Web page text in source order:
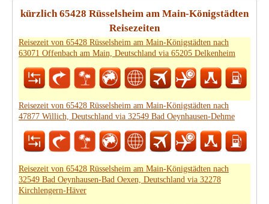
kürzlich 65428 Rüsselsheim am Main-Königstädten
Reisezeiten
Reisezeit von 65428 Rüsselsheim am Main-Königstädten nach
63071 Offenbach am Main, Deutschland via 65205 Delkenheim
Reisezeit von 65428 Rüsselsheim am Main-Königstädten nach
47877 Willich, Deutschland via 32549 Bad Oeynhausen-Dehme
Reisezeit von 65428 Rüsselsheim am Main-Königstädten nach
32549 Bad Oeynhausen-Bad Oexen, Deutschland via 32278
Kirchlengern-Häver